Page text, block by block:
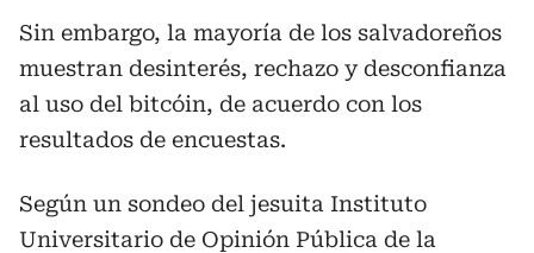
Sin embargo, la mayoría de los salvadoreños
muestran desinterés, rechazo y desconfianza
al uso del bitcóin, de acuerdo con los
resultados de encuestas.
Según un sondeo del jesuita Instituto
Universitario de Opinión Pública de la